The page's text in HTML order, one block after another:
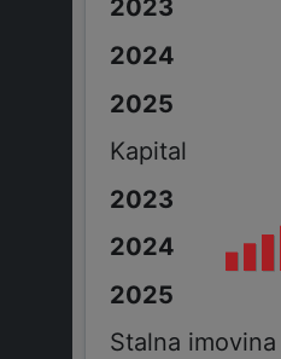
Kapital
Stalna imovina